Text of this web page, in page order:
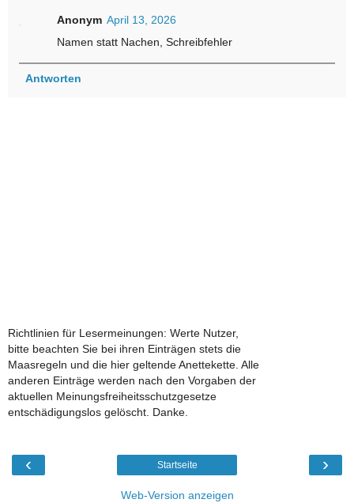
Anonym April 13, 2026
Namen statt Nachen, Schreibfehler
Antworten
Richtlinien für Lesermeinungen: Werte Nutzer,
bitte beachten Sie bei ihren Einträgen stets die
Maasregeln und die hier geltende Anettekette. Alle
anderen Einträge werden nach den Vorgaben der
aktuellen Meinungsfreiheitsschutzgesetze
entschädigungslos gelöscht. Danke.
‹ ›
Startseite
Web-Version anzeigen